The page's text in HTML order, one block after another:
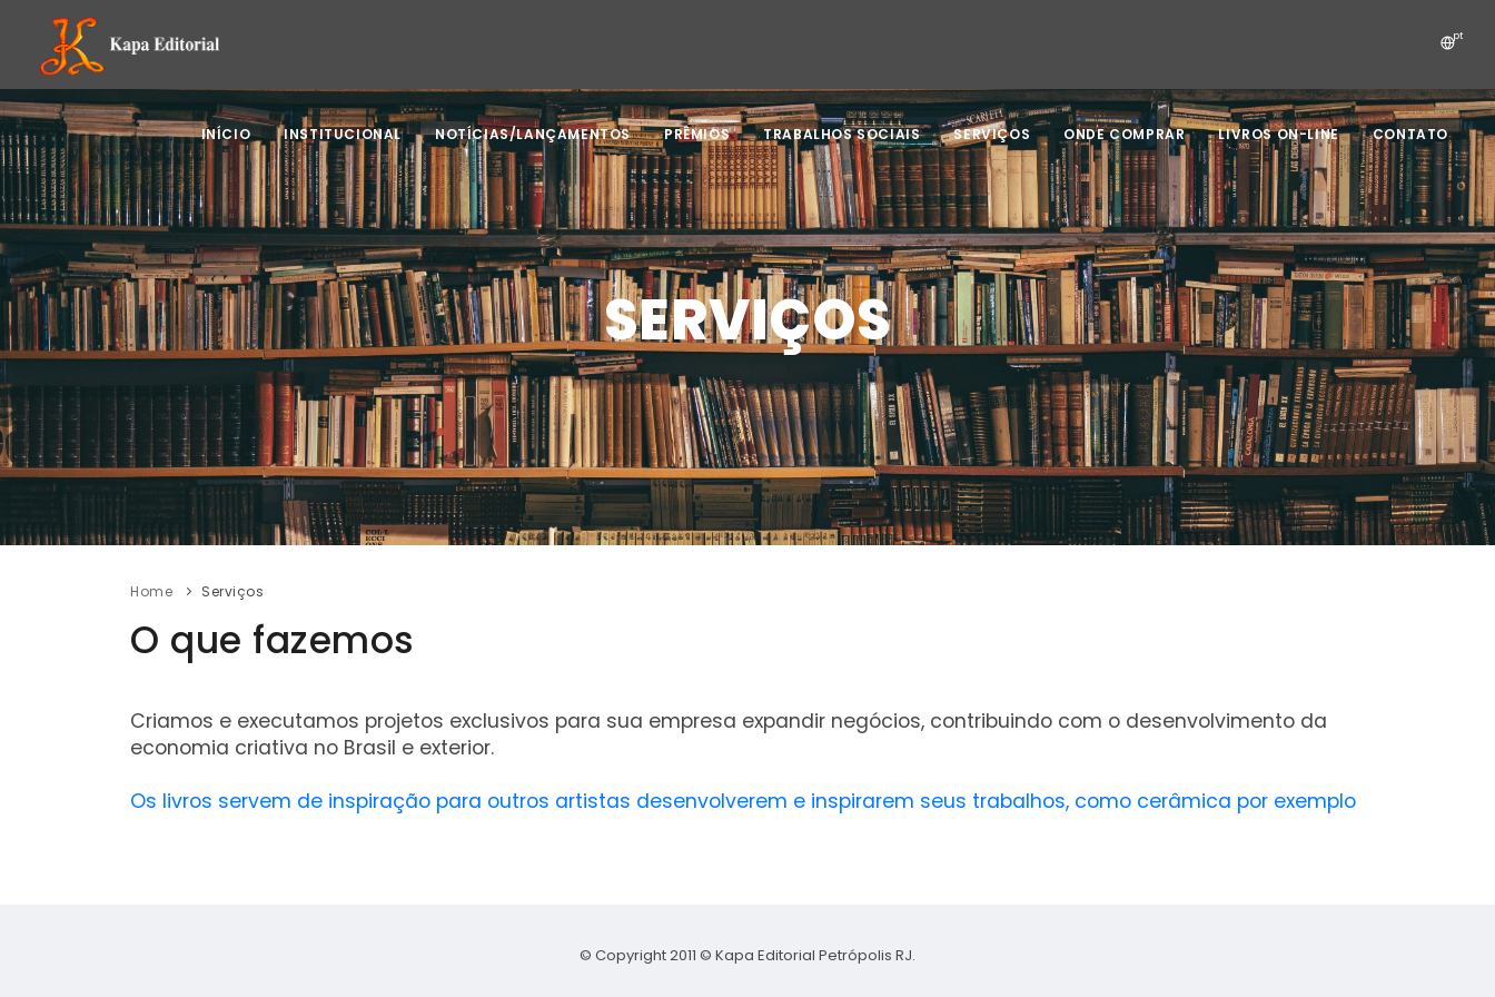
pt
INÍCIO INSTITUCIONAL NOTÍCIAS/LANÇAMENTOS PRÊMIOS TRABALHOS SOCIAIS SERVIÇOS ONDE COMPRAR LIVROS ON-LINE CONTATO
SERVIÇOS
Home Serviços
O que fazemos
Criamos e executamos projetos exclusivos para sua empresa expandir negócios, contribuindo com o desenvolvimento da
economia criativa no Brasil e exterior.
Os livros servem de inspiração para outros artistas desenvolverem e inspirarem seus trabalhos, como cerâmica por exemplo
© Copyright 2011 © Kapa Editorial Petrópolis RJ.